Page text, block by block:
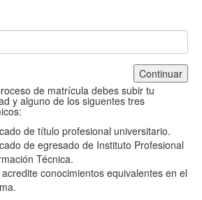
Continuar
de matrícula debes subir tu
y alguno de los siguentes tres
de título profesional universitario.
de egresado de Instituto Profesional
Técnica.
conocimientos equivalentes en el